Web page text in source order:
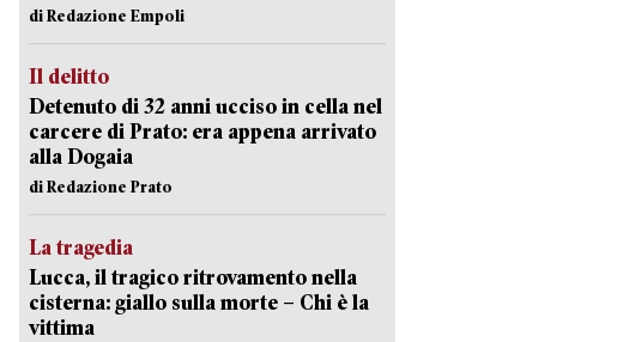
di Redazione Empoli
Il delitto
Detenuto di 32 anni ucciso in cella nel
carcere di Prato: era appena arrivato
alla Dogaia
di Redazione Prato
La tragedia
Lucca, il tragico ritrovamento nella
cisterna: giallo sulla morte – Chi è la
vittima